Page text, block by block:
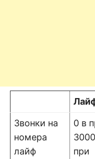
Звонки на
номера
лайф
0 в
при